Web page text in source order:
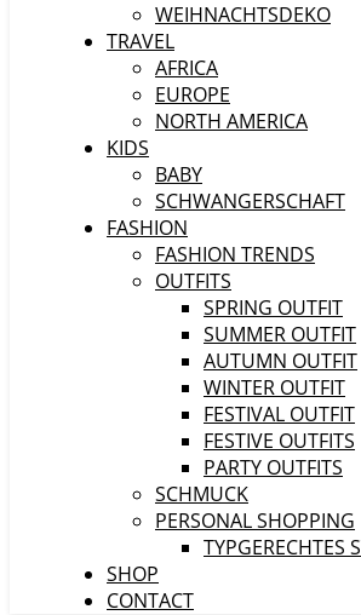
WEIHNACHTSDEKO
TRAVEL
AFRICA
EUROPE
NORTH AMERICA
KIDS
BABY
SCHWANGERSCHAFT
FASHION
FASHION TRENDS
OUTFITS
SPRING OUTFIT
SUMMER OUTFIT
AUTUMN OUTFIT
WINTER OUTFIT
FESTIVAL OUTFIT
FESTIVE OUTFITS
PARTY OUTFITS
SCHMUCK
PERSONAL SHOPPING
TYPGERECHTES
SHOP
CONTACT